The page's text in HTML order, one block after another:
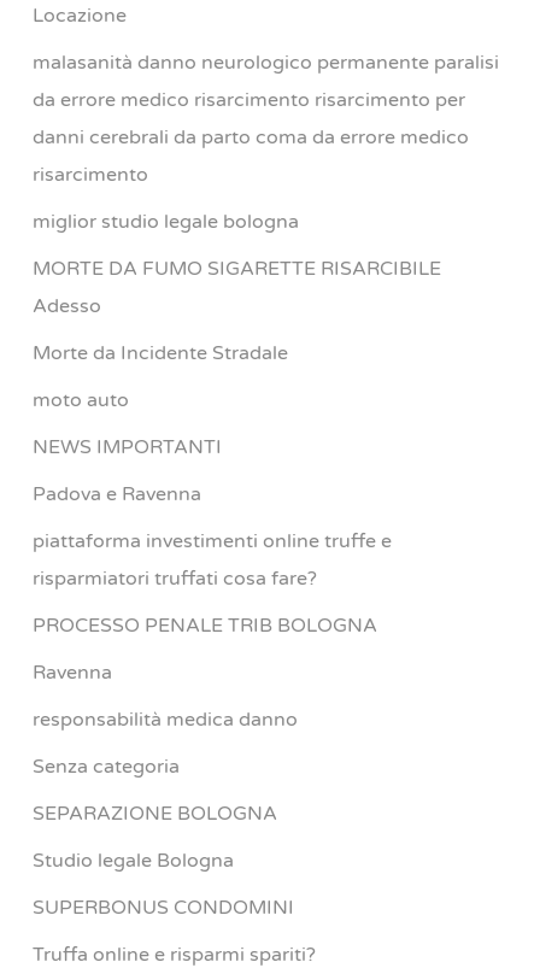
Locazione
malasanità danno neurologico permanente paralisi
da errore medico risarcimento risarcimento per
danni cerebrali da parto coma da errore medico
risarcimento
miglior studio legale bologna
MORTE DA FUMO SIGARETTE RISARCIBILE
Adesso
Morte da Incidente Stradale
moto auto
NEWS IMPORTANTI
Padova e Ravenna
piattaforma investimenti online truffe e
risparmiatori truffati cosa fare?
PROCESSO PENALE TRIB BOLOGNA
Ravenna
responsabilità medica danno
Senza categoria
SEPARAZIONE BOLOGNA
Studio legale Bologna
SUPERBONUS CONDOMINI
Truffa online e risparmi spariti?